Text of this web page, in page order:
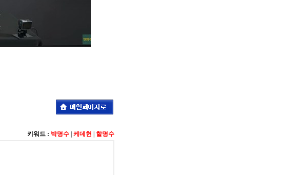
키워드 : 박명수 케데헌 할명수